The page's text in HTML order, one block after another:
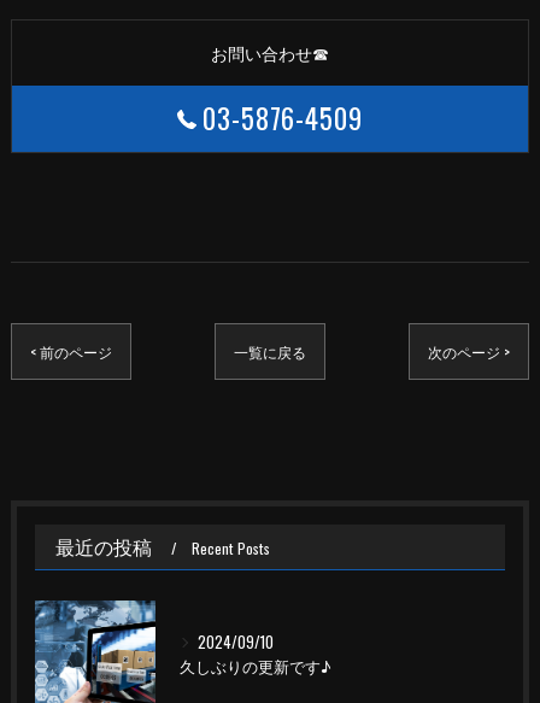
お問い合わせ☎
03-5876-4509
< 前のページ 一覧に戻る 次のページ >
最近の投稿 Recent Posts
2024/09/10
久しぶりの更新です♪